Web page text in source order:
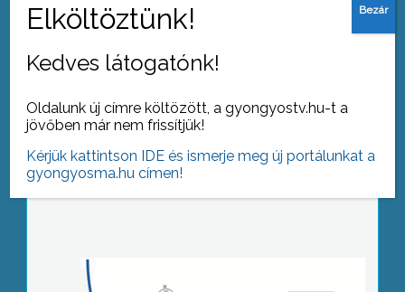
Tovább az archívumra
Kedves látogatónk!
Oldalunk új címre költözött, a gyongyostv.hu-t a
jövőben már nem frissítjük!
Kérjük kattintson IDE és ismerje meg új portálunkat a
gyongyosma.hu címen!